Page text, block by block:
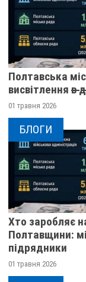
ВНОЧІ ВОРОЖІ
БЕЗПІЛОТНИКИ
ПОЛТАВЩИНУ:
20 лютого 2024
Полтавська
висвітлення в̶
01 травня 2026
БЛОГИ
Хто заробляє
Полтавщини:
підрядники
01 травня 2026